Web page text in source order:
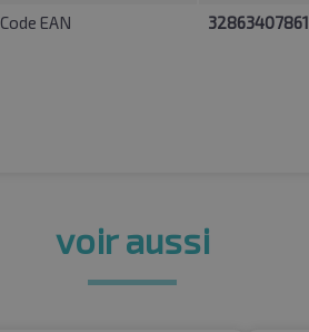
Code EAN
voir aussi